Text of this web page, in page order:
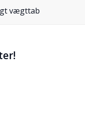
vægttab